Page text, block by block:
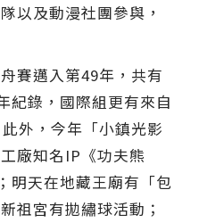
以及動漫社團參與，
賽邁入第49年，共有
紀錄，國際組更有來自
外，今年「小鎮光影
廠知名IP《功夫熊
明天在地藏王廟有「包
祖宮有拋繡球活動；